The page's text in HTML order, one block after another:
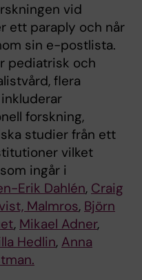
vid
ett paraply och når
sin e-postlista.
pediatrisk och
flera
forskning,
studier från ett
vilket
ingår i
Erik Dahlén, Craig
Malmros, Björn
, Mikael Adner,
Hedlin, Anna